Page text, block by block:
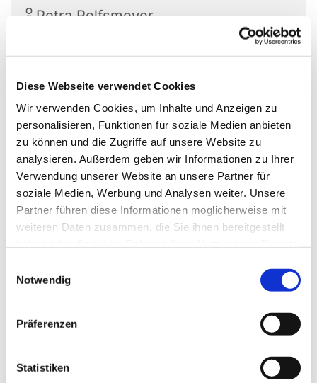
Diese Webseite verwendet Cookies
Wir verwenden Cookies, um Inhalte und Anzeigen zu
personalisieren, Funktionen für soziale Medien anbieten
zu können und die Zugriffe auf unsere Website zu
analysieren. Außerdem geben wir Informationen zu Ihrer
Verwendung unserer Website an unsere Partner für
soziale Medien, Werbung und Analysen weiter. Unsere
Partner führen diese Informationen möglicherweise mit
weiteren Daten zusammen, die Sie ihnen bereitgestellt
Notwendig
Präferenzen
Statistiken
Petra Rolfsmeyer
Öffnungszeiten des Gemeindebüros :
Di bis Do 9 -12 Uhr und Mi 14-16 Uhr
Haus der Kirche, EG Raum 008